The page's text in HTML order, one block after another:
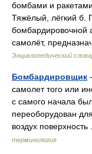
бомбами и
Тяжёлый, лёгкий б.
бомбардировочной
самолёт,
Энциклопедический
Бомбардировщик
самолет того или
с самого начала
переоборудован
воздух
терминология